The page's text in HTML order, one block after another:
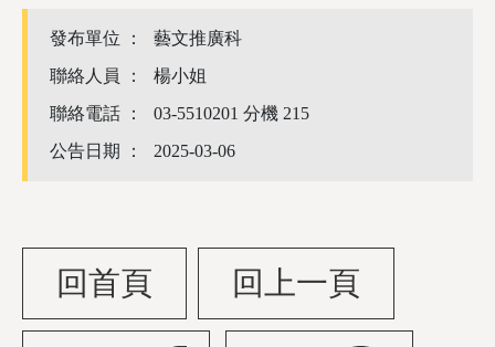
發布單位 ：
藝文推廣科
聯絡人員 ：
楊小姐
聯絡電話 ：
03-5510201 分機 215
公告日期 ：
2025-03-06
回首頁 回上一頁